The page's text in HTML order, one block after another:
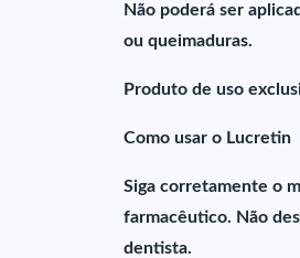
Não poderá ser
ou queimaduras.
Produto de uso
Como usar o Lucretin
Siga corretamente o
farmacêutico. Não
dentista.